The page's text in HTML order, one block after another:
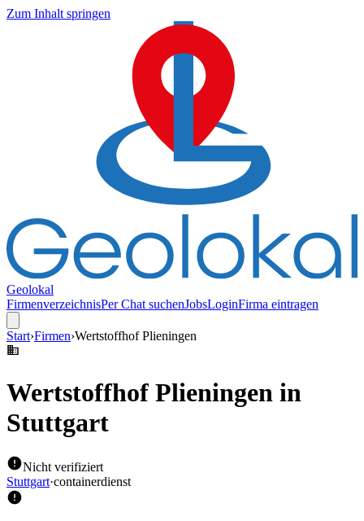
Zum Inhalt springen
Geolokal
FirmenverzeichnisPer Chat suchenJobsLoginFirma eintragen
Start›Firmen›Wertstoffhof Plieningen
Wertstoffhof Plieningen in
Stuttgart
Nicht verifiziert
Stuttgart·containerdienst